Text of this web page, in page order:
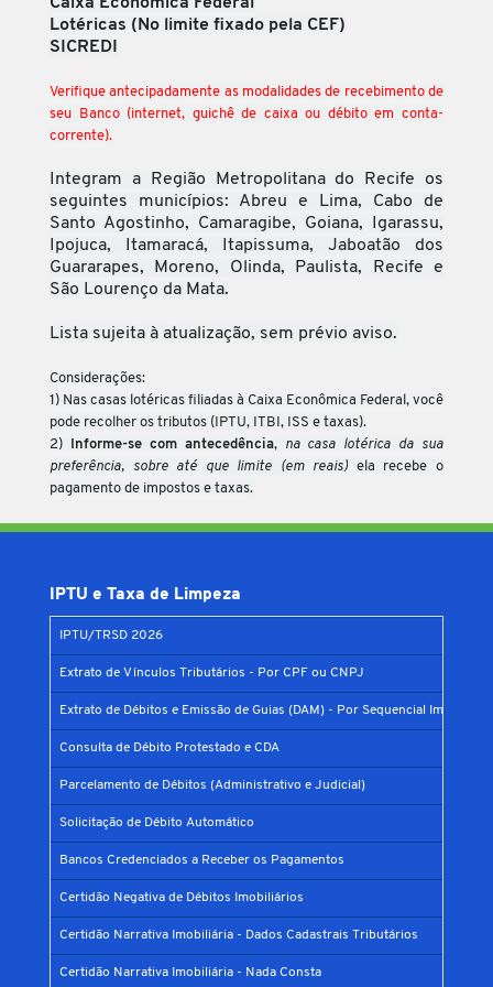
Lotéricas (No limite fixado pela CEF)
SICREDI
Verifique antecipadamente as modalidades de recebimento de
seu Banco (internet, guichê de caixa ou débito em conta-
corrente).
Integram a Região Metropolitana do Recife os
seguintes municípios: Abreu e Lima, Cabo de
Santo Agostinho, Camaragibe, Goiana, Igarassu,
Ipojuca, Itamaracá, Itapissuma, Jaboatão dos
Guararapes, Moreno, Olinda, Paulista, Recife e
São Lourenço da Mata.
Lista sujeita à atualização, sem prévio aviso.
Considerações:
1) Nas casas lotéricas filiadas à Caixa Econômica Federal, você
pode recolher os tributos (IPTU, ITBI, ISS e taxas).
2)
Informe-se com antecedência,
na casa lotérica da sua
preferência, sobre até que limite (em reais) ela recebe o
pagamento de impostos e taxas.
IPTU e Taxa de Limpeza
IPTU/TRSD 2026
Extrato de Vínculos Tributários - Por CPF ou CNPJ
Extrato de Débitos e Emissão de Guias (DAM) - Por Sequencial Imobiliário
Consulta de Débito Protestado e CDA
Parcelamento de Débitos (Administrativo e Judicial)
Solicitação de Débito Automático
Bancos Credenciados a Receber os Pagamentos
Certidão Negativa de Débitos Imobiliários
Certidão Narrativa Imobiliária - Dados Cadastrais Tributários
Certidão Narrativa Imobiliária - Nada Consta